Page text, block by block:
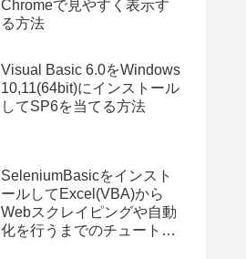
Chromeで見やすく表示す
る方法
Visual Basic 6.0をWindows
10,11(64bit)にインストール
してSP6を当てる方法
SeleniumBasicをインスト
ールしてExcel(VBA)から
Webスクレイピングや自動
化を行うまでのチュートリ